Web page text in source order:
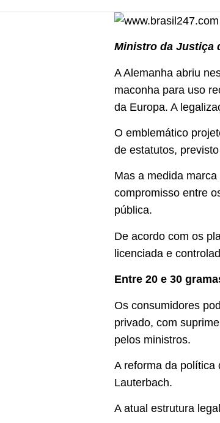
Ministro da Justiça
A Alemanha abriu
maconha para uso
da Europa. A
O emblemático
de estatutos,
Mas a medida
compromisso entre
pública.
De acordo com os
licenciada e
Entre 20 e 30
Os consumidores
privado, com
pelos ministros.
A reforma da política
Lauterbach.
A atual estrutura